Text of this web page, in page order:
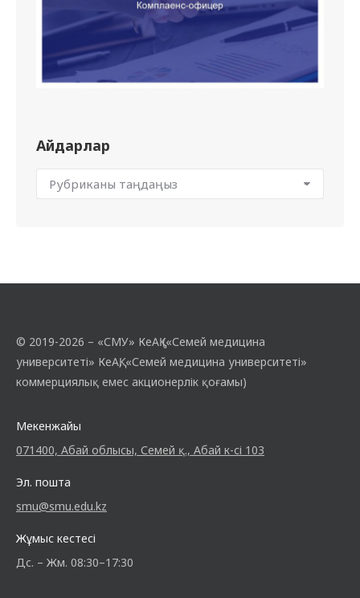
Айдарлар
© 2019-2026 – «СМУ» КеАҚ («Семей медицина
университеті» КеАҚ, «Семей медицина университеті»
коммерциялық емес акционерлік қоғамы)
Мекенжайы
071400, Абай облысы, Семей қ., Абай к-сі 103
Эл. пошта
smu@smu.edu.kz
Жұмыс кестесі
Дс. – Жм. 08:30–17:30